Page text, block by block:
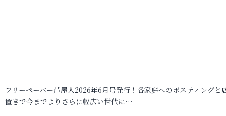
フリーペーパー芦屋人2026年6月号発行！各家庭へのポスティングと
置きで今までよりさらに幅広い世代に…